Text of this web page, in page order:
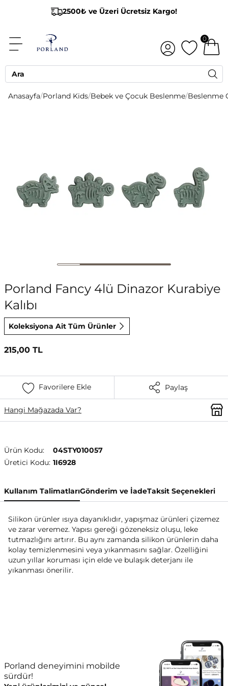
2500₺ ve Üzeri Ücretsiz Kargo!
0
Anasayfa/Porland Kids/Bebek ve Çocuk Beslenme/Beslenme
Porland Fancy 4lü Dinazor Kurabiye
Kalıbı
Koleksiyona Ait Tüm Ürünler
215,00 TL
Favorilere Ekle Paylaş
Hangi Mağazada Var?
Ürün Kodu:
04STY010057
Üretici Kodu: 1I6928
Kullanım TalimatlarıGönderim ve İadeTaksit Seçenekleri
Silikon ürünler ısıya dayanıklıdır, yapışmaz ürünleri çizemez
ve zarar veremez. Yapısı gereği gözeneksiz oluşu, leke
tutmazlığını artırır. Bu aynı zamanda silikon ürünlerin daha
kolay temizlenmesini veya yıkanmasını sağlar. Özelliğini
uzun yıllar koruması için elde ve bulaşık deterjanı ile
yıkanması önerilir.
Porland deneyimini mobilde
sürdür!